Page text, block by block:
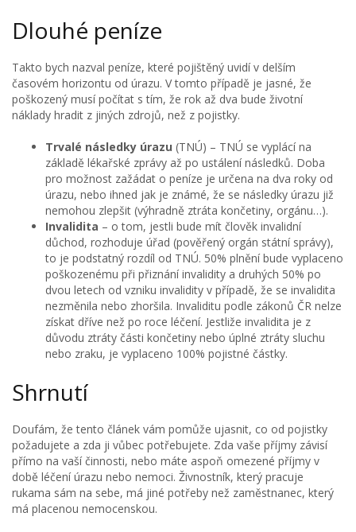
Dlouhé peníze
Takto bych nazval peníze, které pojištěný uvidí v delším
časovém horizontu od úrazu. V tomto případě je jasné, že
poškozený musí počítat s tím, že rok až dva bude životní
náklady hradit z jiných zdrojů, než z pojistky.
Trvalé následky úrazu (TNÚ) – TNÚ se vyplácí na
základě lékařské zprávy až po ustálení následků. Doba
pro možnost zažádat o peníze je určena na dva roky od
úrazu, nebo ihned jak je známé, že se následky úrazu již
nemohou zlepšit (výhradně ztráta končetiny, orgánu…).
Invalidita – o tom, jestli bude mít člověk invalidní
důchod, rozhoduje úřad (pověřený orgán státní správy),
to je podstatný rozdíl od TNÚ. 50% plnění bude vyplaceno
poškozenému při přiznání invalidity a druhých 50% po
dvou letech od vzniku invalidity v případě, že se invalidita
nezměnila nebo zhoršila. Invaliditu podle zákonů ČR nelze
získat dříve než po roce léčení. Jestliže invalidita je z
důvodu ztráty části končetiny nebo úplné ztráty sluchu
nebo zraku, je vyplaceno 100% pojistné částky.
Shrnutí
Doufám, že tento článek vám pomůže ujasnit, co od pojistky
požadujete a zda ji vůbec potřebujete. Zda vaše příjmy závisí
přímo na vaší činnosti, nebo máte aspoň omezené příjmy v
době léčení úrazu nebo nemoci. Živnostník, který pracuje
rukama sám na sebe, má jiné potřeby než zaměstnanec, který
má placenou nemocenskou.